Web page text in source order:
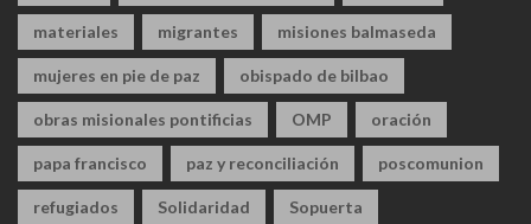
materiales migrantes misiones balmaseda
mujeres en pie de paz obispado de bilbao
obras misionales pontificias OMP oración
papa francisco paz y reconciliación poscomunion
refugiados Solidaridad Sopuerta